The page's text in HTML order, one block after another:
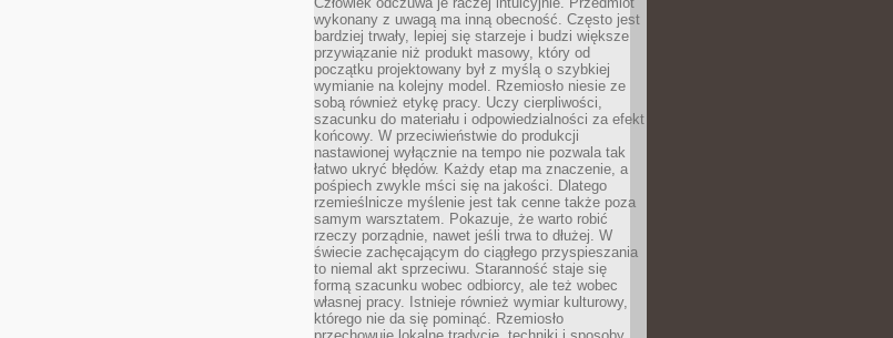
wykonany z uwagą ma inną obecność. Często jest
bardziej trwały, lepiej się starzeje i budzi większe
przywiązanie niż produkt masowy, który od
początku projektowany był z myślą o szybkiej
wymianie na kolejny model. Rzemiosło niesie ze
sobą również etykę pracy. Uczy cierpliwości,
szacunku do materiału i odpowiedzialności za efekt
końcowy. W przeciwieństwie do produkcji
nastawionej wyłącznie na tempo nie pozwala tak
łatwo ukryć błędów. Każdy etap ma znaczenie, a
pośpiech zwykle mści się na jakości. Dlatego
rzemieślnicze myślenie jest tak cenne także poza
samym warsztatem. Pokazuje, że warto robić
rzeczy porządnie, nawet jeśli trwa to dłużej. W
świecie zachęcającym do ciągłego przyspieszania
to niemal akt sprzeciwu. Staranność staje się
formą szacunku wobec odbiorcy, ale też wobec
własnej pracy. Istnieje również wymiar kulturowy,
którego nie da się pominąć. Rzemiosło